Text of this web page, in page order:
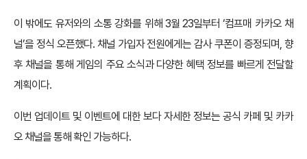
이 밖에도 유저와의 소통 강화를 위해 3월 23일부터 ‘컴프매 카카오 채
널’을 정식 오픈했다. 채널 가입자 전원에게는 감사 쿠폰이 증정되며, 향
후 채널을 통해 게임의 주요 소식과 다양한 혜택 정보를 빠르게 전달할
계획이다.
이번 업데이트 및 이벤트에 대한 보다 자세한 정보는 공식 카페 및 카카
오 채널을 통해 확인 가능하다.